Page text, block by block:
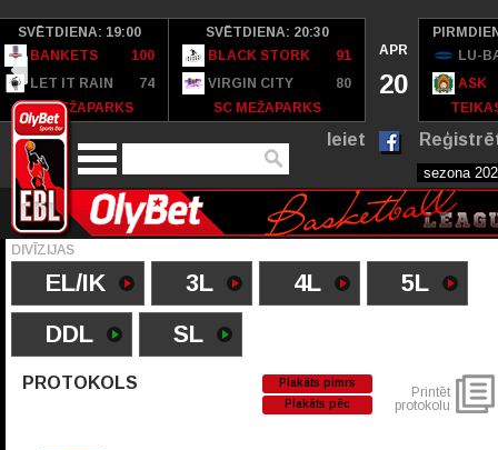
SVĒTDIENA: 19:00
BANKETS
100
LET IT RAIN
74
SC MEŽAPARKS
SVĒTDIENA: 20:30
BLACK STORK
91
VIRGIN CITY
80
SC MEŽAPARKS
APR
20
LU-
ASK
Ieiet
DIVĪZIJAS
EL/IK 3L 4L
5L
DDL
SL
PROTOKOLS
Plakāts pimrs
Plakāts pēc
Printēt
protokolu